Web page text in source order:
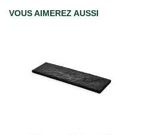
VOUS AIMEREZ AUSSI